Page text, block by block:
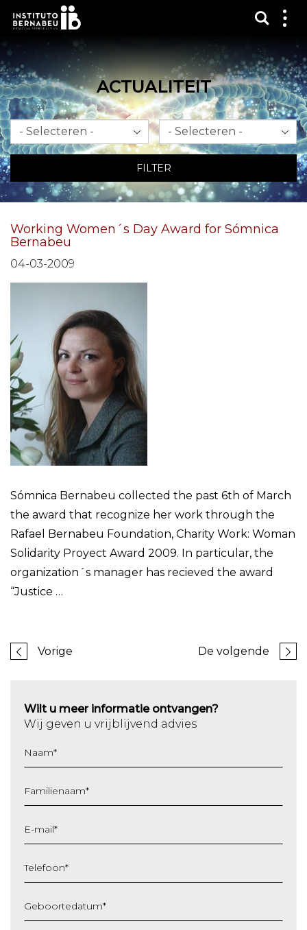
Toon
Laat
zien
ACTUALITEIT
Maand Jaar
FILTER
Working Women´s Day Award for Sómnica
Bernabeu
04-03-2009
Sómnica Bernabeu collected the past 6th of March
the award that recognize her work through the
Rafael Bernabeu Foundation, Charity Work: Woman
Solidarity Proyect Award 2009. In particular, the
organization´s manager has recieved the award
“Justice …
Vorige De volgende
Wilt u meer informatie ontvangen?
Wij geven u vrijblijvend advies
Naam*
Familienaam*
E-mail*
Telefoon*
Geboortedatum*